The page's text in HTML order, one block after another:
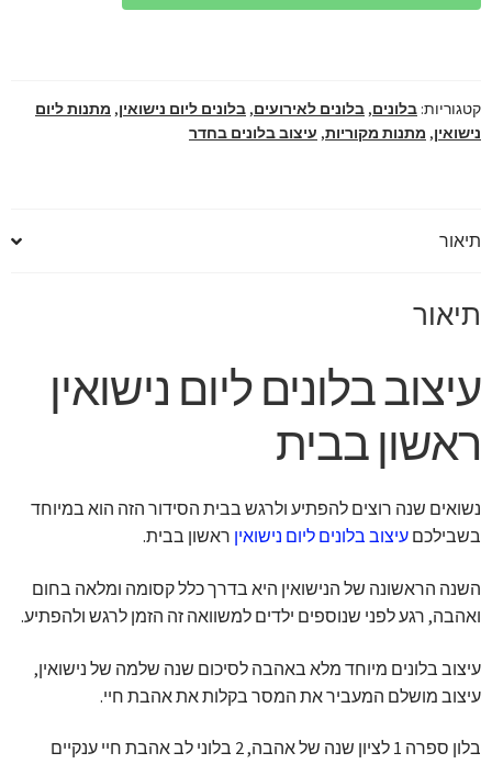
ליום
קטגוריות: בלונים, בלונים לאירועים, בלונים ליום נישואין, מתנות ליום
נישואין, מתנות מקוריות, עיצוב בלונים בחדר
תיאור
תיאור
עיצוב בלונים ליום נישואין
ראשון בבית
נשואים שנה רוצים להפתיע ולרגש בבית הסידור הזה הוא במיוחד
בשבילכם עיצוב בלונים ליום נישואין ראשון בבית.
השנה הראשונה של הנישואין היא בדרך כלל קסומה ומלאה בחום
ואהבה, רגע לפני שנוספים ילדים למשוואה זה הזמן לרגש ולהפתיע.
עיצוב בלונים מיוחד מלא באהבה לסיכום שנה שלמה של נישואין,
עיצוב מושלם המעביר את המסר בקלות את אהבת חיי.
בלון ספרה 1 לציון שנה של אהבה, 2 בלוני לב אהבת חיי ענקיים